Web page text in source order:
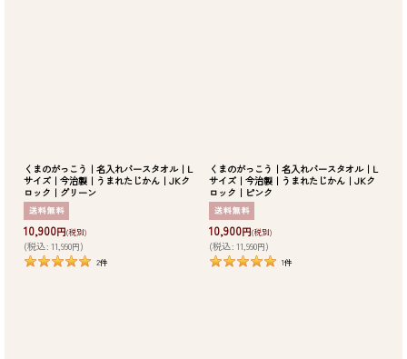
くまのがっこう｜名入れバースタオル｜L
サイズ｜今治製｜うまれたじかん｜JKク
ロック｜グリーン
10,900円(税別)
(税込: 11,990円)
2件
くまのがっこう｜名入れバースタオル｜L
サイズ｜今治製｜うまれたじかん｜JKク
ロック｜ピンク
10,900円(税別)
(税込: 11,990円)
1件